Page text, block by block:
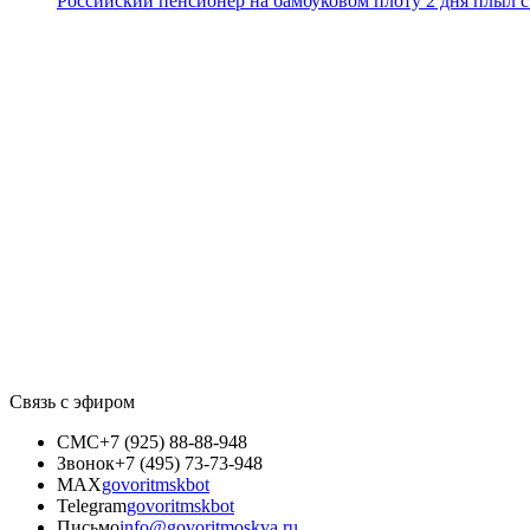
Связь с эфиром
СМС+7 (925) 88-88-948
Звонок+7 (495) 73-73-948
MAXgovoritmskbot
Telegramgovoritmskbot